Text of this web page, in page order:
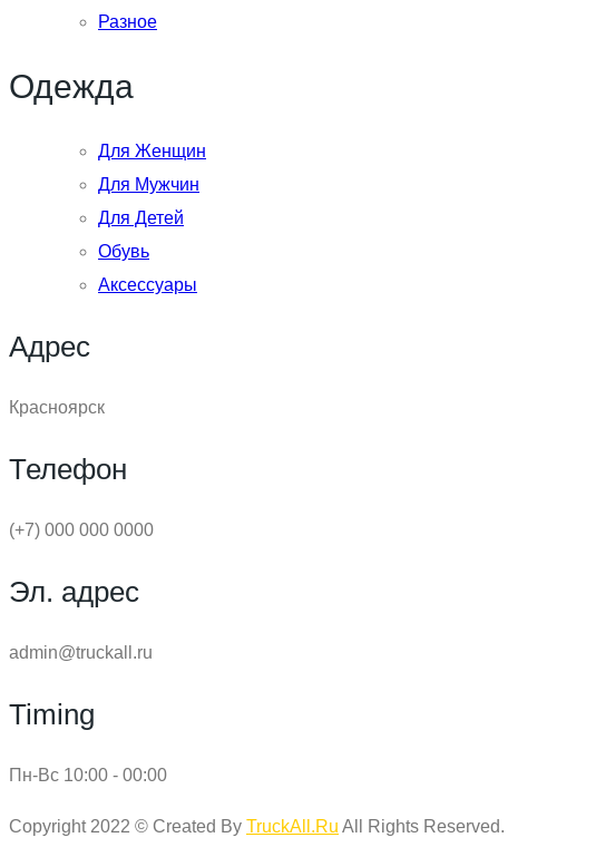
Разное
Одежда
Для Женщин
Для Мужчин
Для Детей
Обувь
Аксессуары
Адрес
Красноярск
Телефон
(+7) 000 000 0000
Эл. адрес
admin@truckall.ru
Timing
Пн-Вс 10:00 - 00:00
Copyright 2022 © Created By TruckAll.Ru All Rights Reserved.